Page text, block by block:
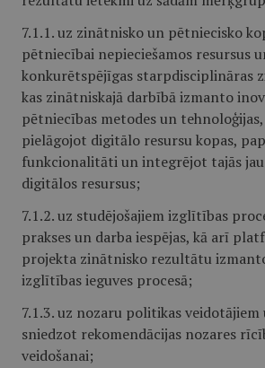
7.1.1. uz zinātnisko un pētniecisko
pētniecībai nepieciešamos resursus
konkurētspējīgas starpdisciplināras
kas zinātniskajā darbībā izmanto
pētniecības metodes un
pielāgojot digitālo resursu kopas,
funkcionalitāti un integrējot tajās
digitālos resursus;
7.1.2. uz studējošajiem izglītības
prakses un darba iespējas, kā arī
projekta zinātnisko rezultātu
izglītības ieguves procesā;
7.1.3. uz nozaru politikas veidotājiem
sniedzot rekomendācijas nozares
veidošanai;